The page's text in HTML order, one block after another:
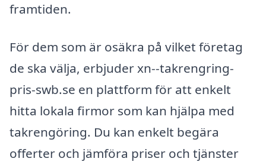
framtiden.
För dem som är osäkra på vilket företag
de ska välja, erbjuder xn--takrengring-
pris-swb.se en plattform för att enkelt
hitta lokala firmor som kan hjälpa med
takrengöring. Du kan enkelt begära
offerter och jämföra priser och tjänster